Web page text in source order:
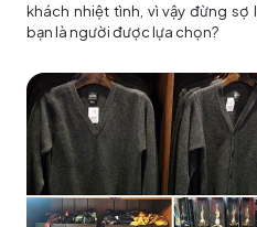
khách nhiệt tình, vì vậy đừng
bạn là người được lựa chọn?